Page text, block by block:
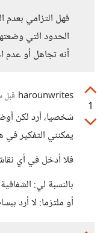
فهل التزامي
الحدود التي
أنه تجاهل أو عدم
1
harounwrites قبل
شخصيا، أرد لكن
يمكنني التفكير في
فلا أدخل في أي
بالنسبة لي:
أو ملتزما: لا أرد